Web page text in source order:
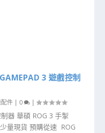
3 遊戲控制
件 0 |
器 華碩 ROG 3 手掣
量現貨 預購從速 ROG